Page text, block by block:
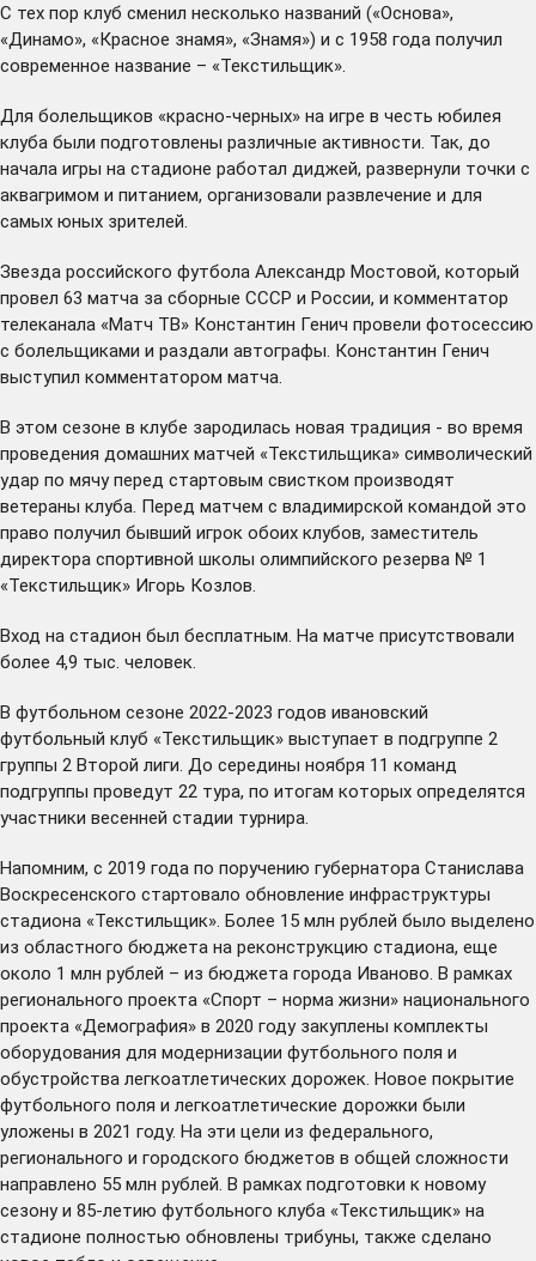
С тех пор клуб сменил несколько названий («Основа»,
«Динамо», «Красное знамя», «Знамя») и с 1958 года получил
современное название – «Текстильщик».
Для болельщиков «красно-черных» на игре в честь юбилея
клуба были подготовлены различные активности. Так, до
начала игры на стадионе работал диджей, развернули точки с
аквагримом и питанием, организовали развлечение и для
самых юных зрителей.
Звезда российского футбола Александр Мостовой, который
провел 63 матча за сборные СССР и России, и комментатор
телеканала «Матч ТВ» Константин Генич провели фотосессию
с болельщиками и раздали автографы. Константин Генич
выступил комментатором матча.
В этом сезоне в клубе зародилась новая традиция - во время
проведения домашних матчей «Текстильщика» символический
удар по мячу перед стартовым свистком производят
ветераны клуба. Перед матчем с владимирской командой это
право получил бывший игрок обоих клубов, заместитель
директора спортивной школы олимпийского резерва № 1
«Текстильщик» Игорь Козлов.
Вход на стадион был бесплатным. На матче присутствовали
более 4,9 тыс. человек.
В футбольном сезоне 2022-2023 годов ивановский
футбольный клуб «Текстильщик» выступает в подгруппе 2
группы 2 Второй лиги. До середины ноября 11 команд
подгруппы проведут 22 тура, по итогам которых определятся
участники весенней стадии турнира.
Напомним, с 2019 года по поручению губернатора Станислава
Воскресенского стартовало обновление инфраструктуры
стадиона «Текстильщик». Более 15 млн рублей было выделено
из областного бюджета на реконструкцию стадиона, еще
около 1 млн рублей – из бюджета города Иваново. В рамках
регионального проекта «Спорт – норма жизни» национального
проекта «Демография» в 2020 году закуплены комплекты
оборудования для модернизации футбольного поля и
обустройства легкоатлетических дорожек. Новое покрытие
футбольного поля и легкоатлетические дорожки были
уложены в 2021 году. На эти цели из федерального,
регионального и городского бюджетов в общей сложности
направлено 55 млн рублей. В рамках подготовки к новому
сезону и 85-летию футбольного клуба «Текстильщик» на
стадионе полностью обновлены трибуны, также сделано